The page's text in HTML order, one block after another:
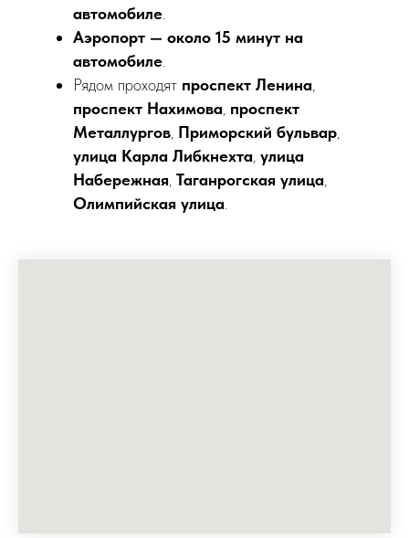
автомобиле
Аэропорт — около 15 минут на
автомобиле
Рядом проходят проспект Ленина
проспект Нахимова проспект
Металлургов Приморский бульвар
улица Карла Либкнехта улица
Набережная Таганрогская улица
Олимпийская улица